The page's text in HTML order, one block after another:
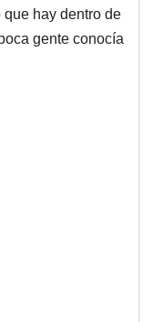
hay dentro de
gente conocía